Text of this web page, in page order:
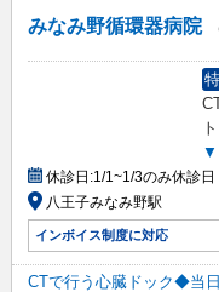
みなみ野循環器病院
▼
休診日:1/1~1/3のみ休診日
八王子みなみ野駅
インボイス制度に対応
CTで行う心臓ドック◆当